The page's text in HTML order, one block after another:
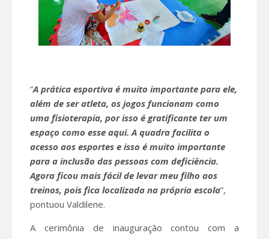
“A prática esportiva é muito importante para ele,
além de ser atleta, os jogos funcionam como
uma fisioterapia, por isso é gratificante ter um
espaço como esse aqui. A quadra facilita o
acesso aos esportes e isso é muito importante
para a inclusão das pessoas com deficiência.
Agora ficou mais fácil de levar meu filho aos
treinos, pois fica localizada na própria escola”,
pontuou Valdilene.
A cerimônia de inauguração contou com a